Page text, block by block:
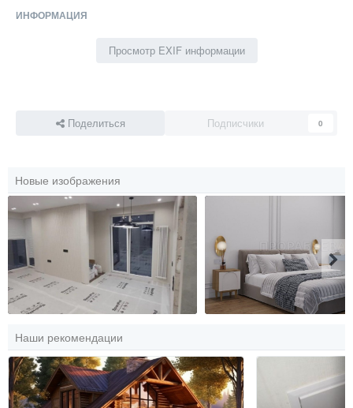
ИНФОРМАЦИЯ
Просмотр EXIF информации
Поделиться Подписчики 0
Новые изображения
Наши рекомендации